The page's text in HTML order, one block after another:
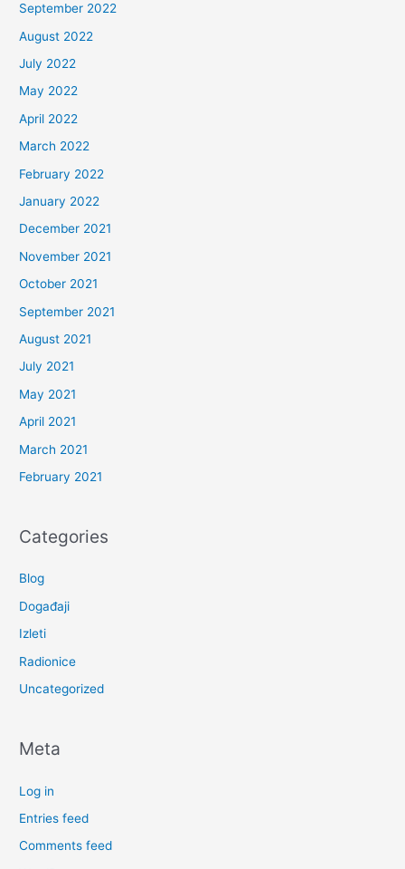
September 2022
August 2022
July 2022
May 2022
April 2022
March 2022
February 2022
January 2022
December 2021
November 2021
October 2021
September 2021
August 2021
July 2021
May 2021
April 2021
March 2021
February 2021
Categories
Blog
Događaji
Izleti
Radionice
Uncategorized
Meta
Log in
Entries feed
Comments feed